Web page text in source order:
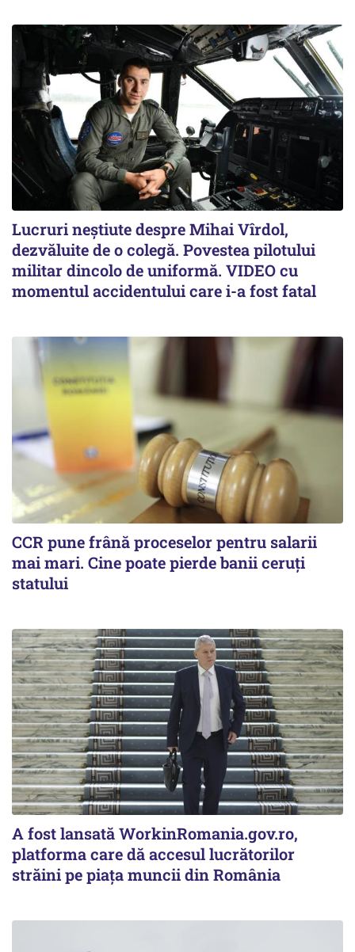
Lucruri neștiute despre Mihai Vîrdol,
dezvăluite de o colegă. Povestea pilotului
militar dincolo de uniformă. VIDEO cu
momentul accidentului care i-a fost fatal
CCR pune frână proceselor pentru salarii
mai mari. Cine poate pierde banii ceruți
statului
A fost lansată WorkinRomania.gov.ro,
platforma care dă accesul lucrătorilor
străini pe piața muncii din România